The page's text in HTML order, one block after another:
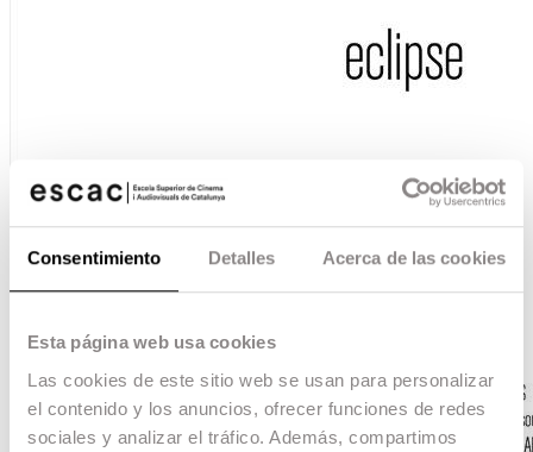
Consentimiento Detalles Acerca de las cookies
Esta página web usa cookies
Las cookies de este sitio web se usan para personalizar
el contenido y los anuncios, ofrecer funciones de redes
sociales y analizar el tráfico. Además, compartimos